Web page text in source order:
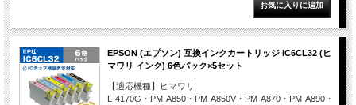
EPSON (エプソン) 互換インクカートリッジ IC6CL32 (ヒ
マワリ インク) 6色パック×5セット
【適応機種】ヒマワリ
L-4170G・PM-A850・PM-A850V・PM-A870・PM-A890・